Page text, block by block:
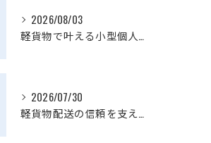
2026/08/03
軽貨物で叶える小型個人宅配送の魅力
2026/07/30
軽貨物配送の信頼を支える小さい配送会社の特徴